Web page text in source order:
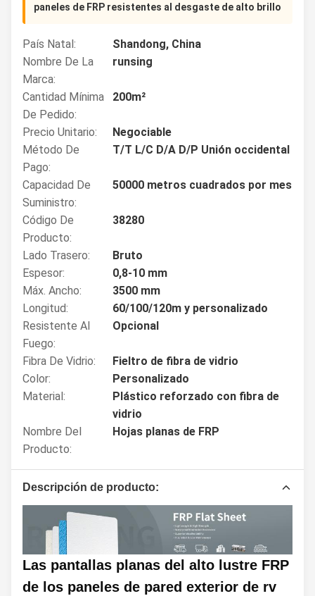
paneles de FRP resistentes al desgaste de alto brillo
País Natal:
Shandong, China
Nombre De La
Marca:
runsing
Cantidad Mínima
De Pedido:
200m²
Precio Unitario:
Negociable
Método De
Pago:
T/T L/C D/A D/P Unión occidental
Capacidad De
Suministro:
50000 metros cuadrados por mes
Código De
Producto:
38280
Lado Trasero:
Bruto
Espesor:
0,8-10 mm
Máx. Ancho:
3500 mm
Longitud:
60/100/120m y personalizado
Resistente Al
Fuego:
Opcional
Fibra De Vidrio:
Fieltro de fibra de vidrio
Color:
Personalizado
Material:
Plástico reforzado con fibra de
vidrio
Nombre Del
Producto:
Hojas planas de FRP
Descripción de producto:
Las pantallas planas del alto lustre FRP
de los paneles de pared exterior de rv